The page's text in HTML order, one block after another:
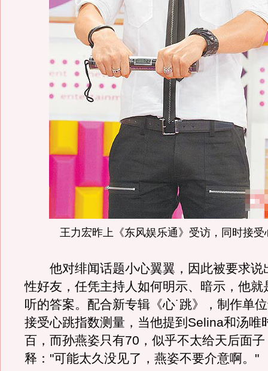
王力宏昨上《东风娱乐通》受访，同时接受
他对绯闻话题小心翼翼，因此被要求说
性好友，任凭主持人如何明示、暗示，他就
听的答案。配合新专辑《心˙跳》，制作单
接受心跳指数测量，当他提到Selina和汤唯
百，而孙燕姿只有70，似乎不太给天后面
释："可能太久没见了，燕姿不要介意啊。"